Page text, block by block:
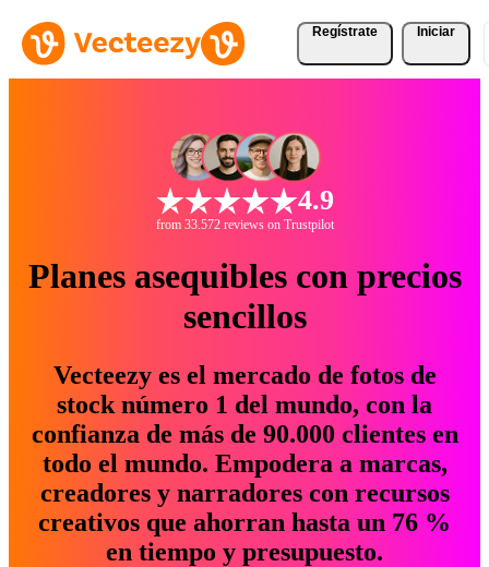
Regístrate Iniciar
4.9
from 33.572 reviews on Trustpilot
Planes asequibles con precios
sencillos
Vecteezy es el mercado de fotos de
stock número 1 del mundo, con la
confianza de más de 90.000 clientes en
todo el mundo. Empodera a marcas,
creadores y narradores con recursos
creativos que ahorran hasta un 76 %
en tiempo y presupuesto.